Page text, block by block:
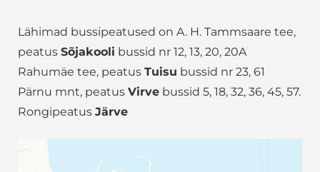
Lähimad bussipeatused on A. H. Tammsaare tee,
peatus Sõjakooli bussid nr 12, 13, 20, 20A
Rahumäe tee, peatus Tuisu bussid nr 23, 61
Pärnu mnt, peatus Virve bussid 5, 18, 32, 36, 45, 57.
Rongipeatus Järve